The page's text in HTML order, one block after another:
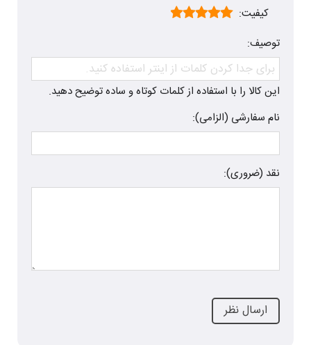
کیفیت:
توصیف:
این کالا را با استفاده از کلمات کوتاه و ساده توضیح دهید.
نام سفارشی (الزامی):
نقد (ضروری):